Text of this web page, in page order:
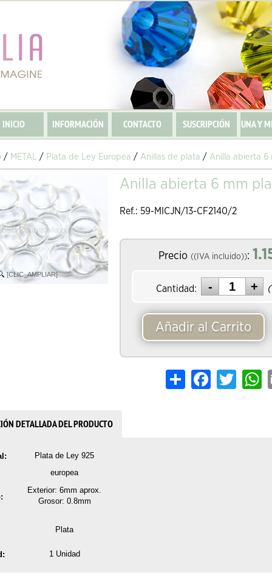
INICIO INFORMACIÓN CONTACTO SUSCRIPCIÓN UNA Y
/ METAL / Plata de Ley Europea / Anillas de plata / Anilla abierta 6
[CLIC_AMPLIAR]
Anilla abierta 6 mm
Ref.: 59-MICJN/13-CF2140/2
Precio ((IVA incluido)):
Cantidad: (
Añadir al Carrito
Share FacebookTwitter
DETALLADA DEL PRODUCTO
Plata de Ley 925
europea
Exterior: 6mm aprox.
Grosor: 0.8mm
Plata
1 Unidad